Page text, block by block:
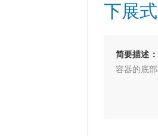
下展
简要描述：
容器的底